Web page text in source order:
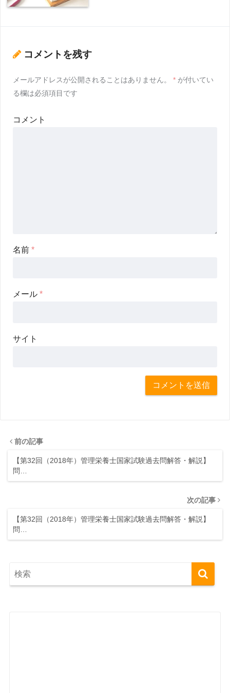
コメントを残す
メールアドレスが公開されることはありません。 * が付いてい
る欄は必須項目です
コメント
名前 *
メール *
サイト
前の記事
【第32回（2018年）管理栄養士国家試験過去問解答・解説】
問…
次の記事
【第32回（2018年）管理栄養士国家試験過去問解答・解説】
問…